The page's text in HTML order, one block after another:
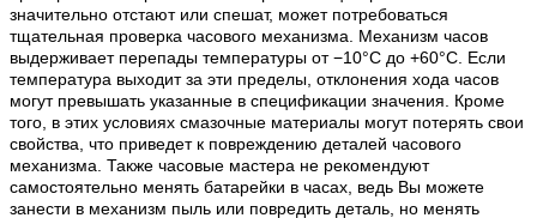
значительно отстают или спешат, может потребоваться
тщательная проверка часового механизма. Механизм часов
выдерживает перепады температуры от −10°C до +60°C. Если
температура выходит за эти пределы, отклонения хода часов
могут превышать указанные в спецификации значения. Кроме
того, в этих условиях смазочные материалы могут потерять свои
свойства, что приведет к повреждению деталей часового
механизма. Также часовые мастера не рекомендуют
самостоятельно менять батарейки в часах, ведь Вы можете
занести в механизм пыль или повредить деталь, но менять